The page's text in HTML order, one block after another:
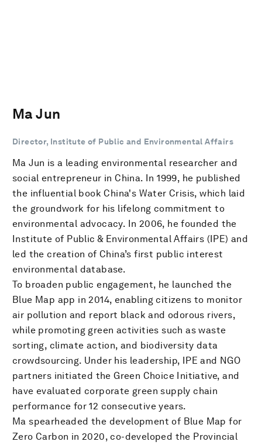
Ma Jun
Director, Institute of Public and Environmental Affairs
Ma Jun is a leading environmental researcher and
social entrepreneur in China. In 1999, he published
the influential book China's Water Crisis, which laid
the groundwork for his lifelong commitment to
environmental advocacy. In 2006, he founded the
Institute of Public & Environmental Affairs (IPE) and
led the creation of China’s first public interest
environmental database.
To broaden public engagement, he launched the
Blue Map app in 2014, enabling citizens to monitor
air pollution and report black and odorous rivers,
while promoting green activities such as waste
sorting, climate action, and biodiversity data
crowdsourcing. Under his leadership, IPE and NGO
partners initiated the Green Choice Initiative, and
have evaluated corporate green supply chain
performance for 12 consecutive years.
Ma spearheaded the development of Blue Map for
Zero Carbon in 2020, co-developed the Provincial